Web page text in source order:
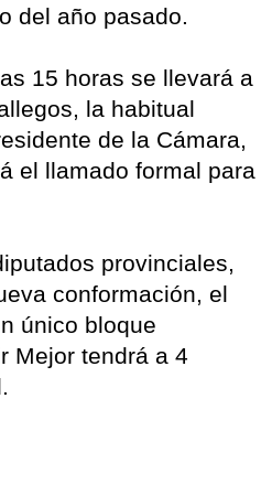
del año pasado.
15 horas se llevará a
la habitual
de la Cámara,
el llamado formal para
provinciales,
conformación, el
único bloque
Mejor tendrá a 4